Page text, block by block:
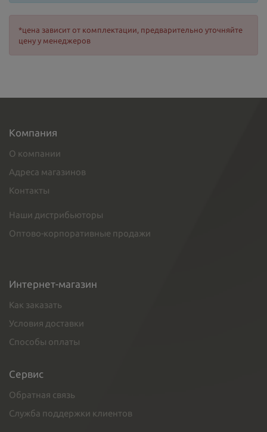
*цена зависит от комплектации, предварительно уточняйте
цену у менеджеров
Компания
О компании
Адреса магазинов
Контакты
Наши дистрибьюторы
Оптово-корпоративные продажи
Интернет-магазин
Как заказать
Условия доставки
Способы оплаты
Сервис
Обратная связь
Служба поддержки клиентов